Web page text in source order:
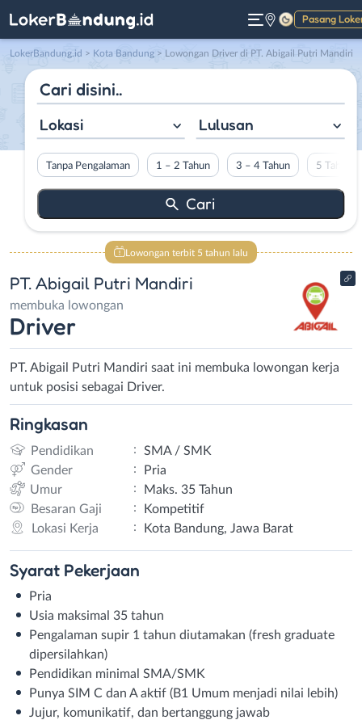
Pasang
Gelap
LokerBandung.id > Kota Bandung > Lowongan Driver di PT. Abigail Putri Mandiri
Lokasi Lulusan
Tanpa Pengalaman 1 – 2 Tahun 3 – 4 Tahun 5 Tahun
Lowongan terbit 5 tahun lalu
PT. Abigail Putri Mandiri
membuka lowongan
Driver
PT. Abigail Putri Mandiri saat ini membuka lowongan kerja
untuk posisi sebagai Driver.
Ringkasan
Pendidikan :
SMA / SMK
Gender
:
Pria
Umur
:
Maks. 35 Tahun
Besaran Gaji
:
Kompetitif
Lokasi Kerja
: Kota Bandung, Jawa Barat
Syarat Pekerjaan
Pria
Usia maksimal 35 tahun
Pengalaman supir 1 tahun diutamakan (fresh graduate
dipersilahkan)
Pendidikan minimal SMA/SMK
Punya SIM C dan A aktif (B1 Umum menjadi nilai lebih)
Jujur, komunikatif, dan bertanggung jawab